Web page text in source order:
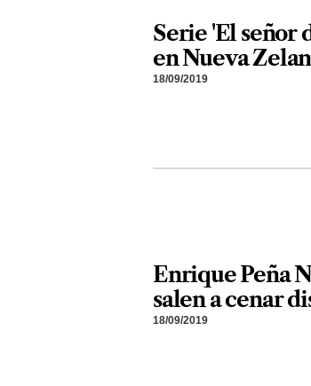
Serie 'El señor
en Nueva
18/09/2019
Enrique Peña
salen a cenar
18/09/2019